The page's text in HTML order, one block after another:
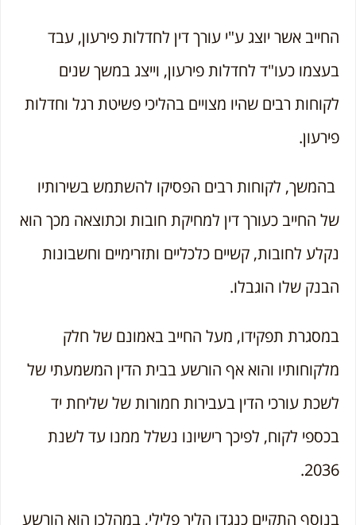
החייב אשר יוצג ע"י עורך דין לחדלות פירעון, עבד
בעצמו כעו"ד לחדלות פירעון, וייצג במשך שנים
לקוחות רבים שהיו מצויים בהליכי פשיטת רגל וחדלות
פירעון.
בהמשך, לקוחות רבים הפסיקו להשתמש בשירותיו
של החייב כעורך דין למחיקת חובות וכתוצאה מכך הוא
נקלע לחובות, קשיים כלכליים ותזרימיים וחשבונות
הבנק שלו הוגבלו.
במסגרת תפקידו, מעל החייב באמונם של חלק
מלקוחותיו והוא אף הורשע בבית הדין המשמעתי של
לשכת עורכי הדין בעבירות חמורות של שליחת יד
בכספי לקוח, לפיכך רישיונו נשלל ממנו עד לשנת
2036.
בנוסף התקיים כנגדו הליך פלילי, במהלכו הוא הורשע